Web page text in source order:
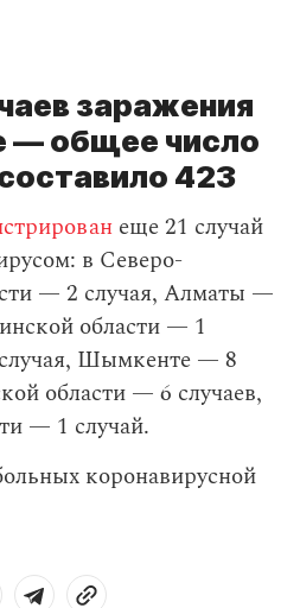
заражения
— общее число
423
еще 21 случай
в Северо-
— 2 случая, Алматы —
области — 1
Шымкенте — 8
области — 6 случаев,
— 1 случай.
коронавирусной